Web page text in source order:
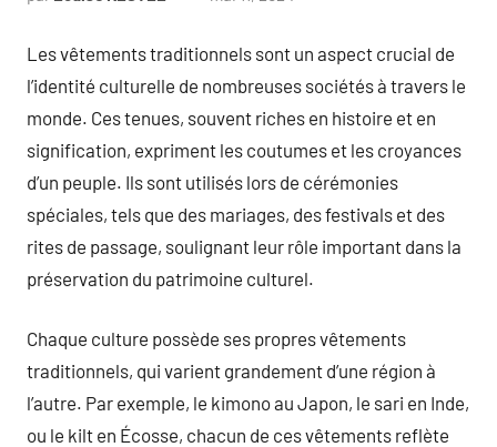
Les vêtements traditionnels sont un aspect crucial de
l’identité culturelle de nombreuses sociétés à travers le
monde. Ces tenues, souvent riches en histoire et en
signification, expriment les coutumes et les croyances
d’un peuple. Ils sont utilisés lors de cérémonies
spéciales, tels que des mariages, des festivals et des
rites de passage, soulignant leur rôle important dans la
préservation du patrimoine culturel.
Chaque culture possède ses propres vêtements
traditionnels, qui varient grandement d’une région à
l’autre. Par exemple, le kimono au Japon, le sari en Inde,
ou le kilt en Écosse, chacun de ces vêtements reflète